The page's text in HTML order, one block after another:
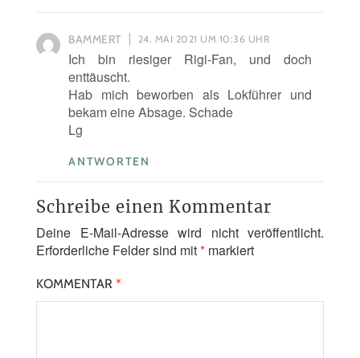
BAMMERT 24. MAI 2021 UM 10:36 UHR
Ich bin riesiger Rigi-Fan, und doch
enttäuscht.
Hab mich beworben als Lokführer und
bekam eine Absage. Schade
Lg
ANTWORTEN
Schreibe einen Kommentar
Deine E-Mail-Adresse wird nicht veröffentlicht.
Erforderliche Felder sind mit* markiert
KOMMENTAR *